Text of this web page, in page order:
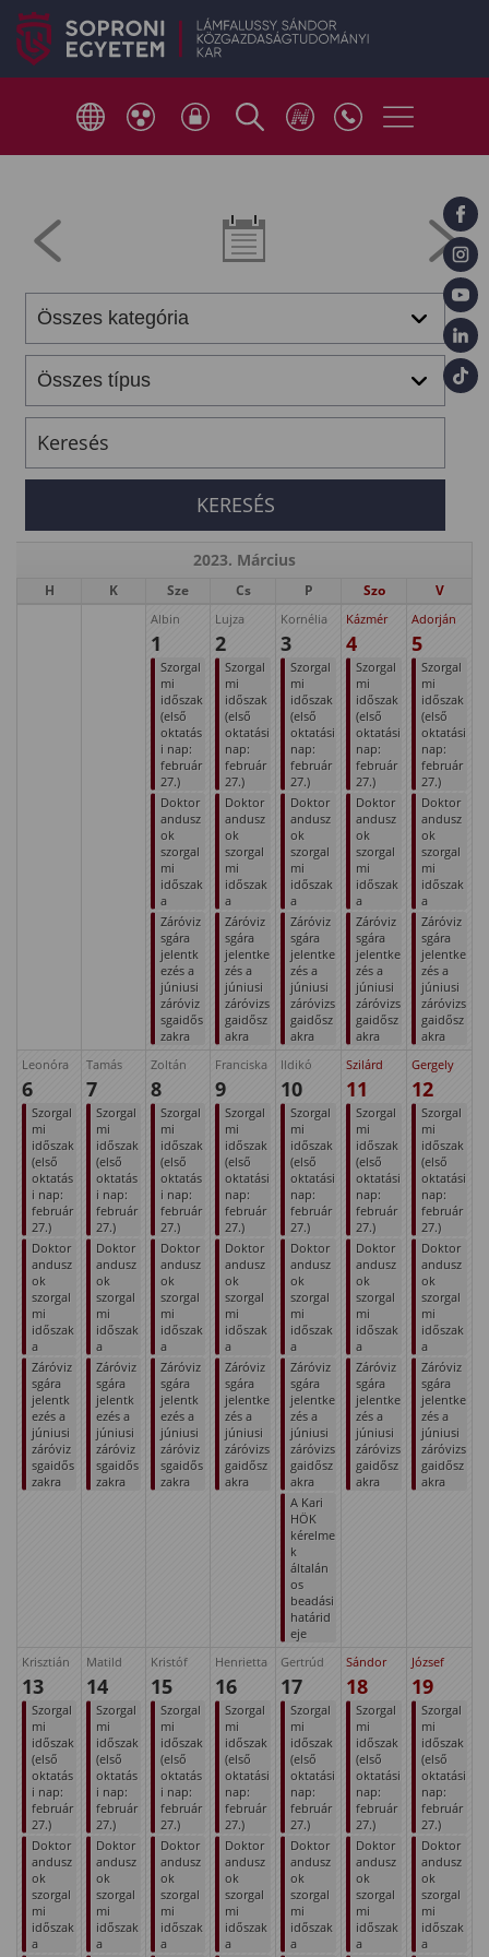
2023. Március
H K Sze Cs P Szo V
Albin
1
Szorgal
mi
időszak
(első
oktatás
i nap:
február
27.)
Doktor
andusz
ok
szorgal
mi
időszak
a
Záróviz
sgára
jelentk
ezés a
júniusi
záróviz
sgaidős
zakra
Lujza
2
Szorgal
mi
időszak
(első
oktatási
nap:
február
27.)
Doktor
andusz
ok
szorgal
mi
időszak
a
Záróviz
sgára
jelentke
zés a
júniusi
záróvizs
gaidősz
akra
Kornélia
3
Szorgal
mi
időszak
(első
oktatási
nap:
február
27.)
Doktor
andusz
ok
szorgal
mi
időszak
a
Záróviz
sgára
jelentke
zés a
júniusi
záróvizs
gaidősz
akra
Kázmér
4
Szorgal
mi
időszak
(első
oktatási
nap:
február
27.)
Doktor
andusz
ok
szorgal
mi
időszak
a
Záróviz
sgára
jelentke
zés a
júniusi
záróvizs
gaidősz
akra
Adorján
5
Szorgal
mi
időszak
(első
oktatási
nap:
február
27.)
Doktor
andusz
ok
szorgal
mi
időszak
a
Záróviz
sgára
jelentke
zés a
júniusi
záróvizs
gaidősz
akra
Leonóra
6
Szorgal
mi
időszak
(első
oktatás
i nap:
február
27.)
Doktor
andusz
ok
szorgal
mi
időszak
a
Záróviz
sgára
jelentk
ezés a
júniusi
záróviz
sgaidős
zakra
Tamás
7
Szorgal
mi
időszak
(első
oktatás
i nap:
február
27.)
Doktor
andusz
ok
szorgal
mi
időszak
a
Záróviz
sgára
jelentk
ezés a
júniusi
záróviz
sgaidős
zakra
Zoltán
8
Szorgal
mi
időszak
(első
oktatás
i nap:
február
27.)
Doktor
andusz
ok
szorgal
mi
időszak
a
Záróviz
sgára
jelentk
ezés a
júniusi
záróviz
sgaidős
zakra
Franciska
9
Szorgal
mi
időszak
(első
oktatási
nap:
február
27.)
Doktor
andusz
ok
szorgal
mi
időszak
a
Záróviz
sgára
jelentke
zés a
júniusi
záróvizs
gaidősz
akra
Ildikó
10
Szorgal
mi
időszak
(első
oktatási
nap:
február
27.)
Doktor
andusz
ok
szorgal
mi
időszak
a
Záróviz
sgára
jelentke
zés a
júniusi
záróvizs
gaidősz
akra
A Kari
HÖK
kérelme
k
általán
os
beadási
határid
eje
Szilárd
11
Szorgal
mi
időszak
(első
oktatási
nap:
február
27.)
Doktor
andusz
ok
szorgal
mi
időszak
a
Záróviz
sgára
jelentke
zés a
júniusi
záróvizs
gaidősz
akra
Gergely
12
Szorgal
mi
időszak
(első
oktatási
nap:
február
27.)
Doktor
andusz
ok
szorgal
mi
időszak
a
Záróviz
sgára
jelentke
zés a
júniusi
záróvizs
gaidősz
akra
Krisztián
13
Szorgal
mi
időszak
(első
oktatás
i nap:
február
27.)
Doktor
andusz
ok
szorgal
mi
időszak
a
Matild
14
Szorgal
mi
időszak
(első
oktatás
i nap:
február
27.)
Doktor
andusz
ok
szorgal
mi
időszak
a
Kristóf
15
Szorgal
mi
időszak
(első
oktatás
i nap:
február
27.)
Doktor
andusz
ok
szorgal
mi
időszak
a
Henrietta
16
Szorgal
mi
időszak
(első
oktatási
nap:
február
27.)
Doktor
andusz
ok
szorgal
mi
időszak
a
Gertrúd
17
Szorgal
mi
időszak
(első
oktatási
nap:
február
27.)
Doktor
andusz
ok
szorgal
mi
időszak
a
Sándor
18
Szorgal
mi
időszak
(első
oktatási
nap:
február
27.)
Doktor
andusz
ok
szorgal
mi
időszak
a
József
19
Szorgal
mi
időszak
(első
oktatási
nap:
február
27.)
Doktor
andusz
ok
szorgal
mi
időszak
a